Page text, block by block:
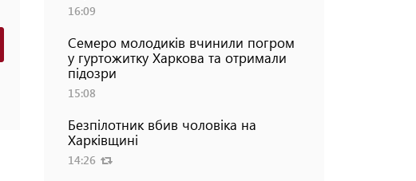
16:09
Семеро молодиків вчинили погром
у гуртожитку Харкова та отримали
підозри
15:08
Безпілотник вбив чоловіка на
Харківщині
14:26